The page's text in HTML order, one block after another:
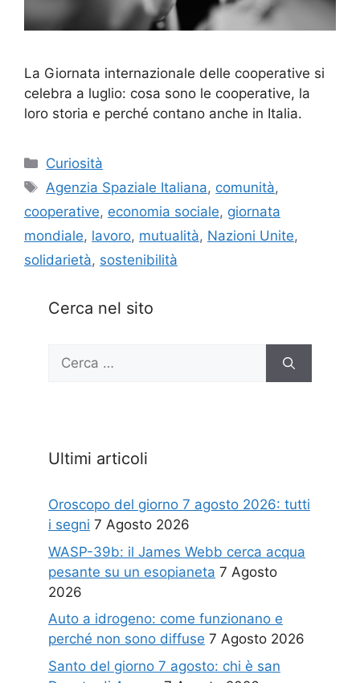
La Giornata internazionale delle cooperative si
celebra a luglio: cosa sono le cooperative, la
loro storia e perché contano anche in Italia.
Categorie
Curiosità
Tag
Agenzia Spaziale Italiana, comunità,
cooperative, economia sociale, giornata
mondiale, lavoro, mutualità, Nazioni Unite,
solidarietà, sostenibilità
Cerca nel sito
Ricerca
Ultimi articoli
Oroscopo del giorno 7 agosto 2026: tutti
i segni 7 Agosto 2026
WASP-39b: il James Webb cerca acqua
pesante su un esopianeta 7 Agosto
2026
Auto a idrogeno: come funzionano e
perché non sono diffuse 7 Agosto 2026
Santo del giorno 7 agosto: chi è san